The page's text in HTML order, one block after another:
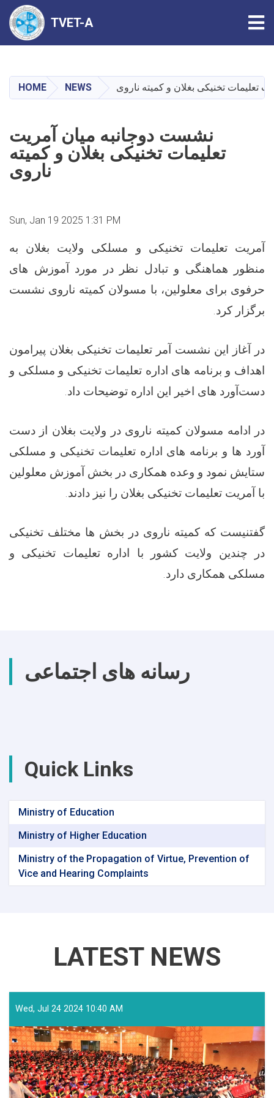
main
content
TVET-A
HOME NEWS
نشست دوجانبه میان آمریت
تعلیمات تخنیکی بغلان و کمیته
Sun, Jan 19 2025 1:31 PM
آمریت تعلیمات تخنیکی و مسلکی ولایت بغلان به
منظور هماهنگی و تبادل نظر در مورد آموزش های
حرفوی برای معلولین، با مسولان کمیته ناروی نشست
برگزار کرد.
در آغاز این نشست آمر تعلیمات تخنیکی بغلان پیرامون
اهداف و برنامه های اداره تعلیمات تخنیکی و مسلکی و
دست‌آورد های اخیر این اداره توضیحات داد.
در ادامه مسولان کمیته ناروی در ولایت بغلان از دست
آورد ها و برنامه های اداره تعلیمات تخنیکی و مسلکی
ستایش نمود و وعده همکاری در بخش آموزش معلولین
با آمریت تعلیمات تخنیکی بغلان را نیز دادند.
گفتنیست که کمیته ناروی در بخش ها مختلف تخنیکی
در چندین ولایت کشور با اداره تعلیمات تخنیکی و
مسلکی همکاری دارد.
رسانه های اجتماعی
Quick Links
Ministry of Education
Ministry of Higher Education
Ministry of the Propagation of Virtue, Prevention of
Vice and Hearing Complaints
LATEST NEWS
Wed, Jul 24 2024 10:40 AM